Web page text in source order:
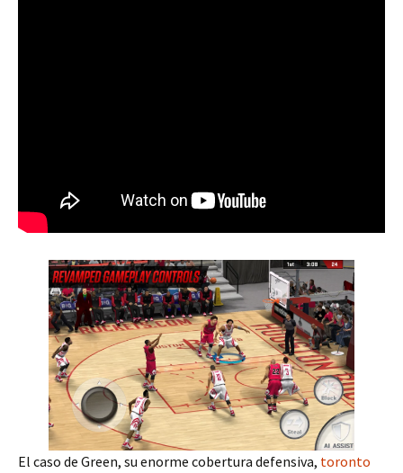
El caso de Green, su enorme cobertura defensiva, toronto